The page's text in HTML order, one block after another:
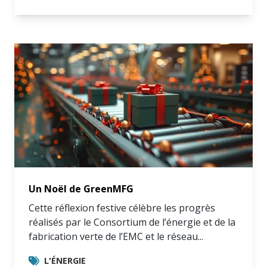
Un Noël de GreenMFG
Cette réflexion festive célèbre les progrès
réalisés par le Consortium de l’énergie et de la
fabrication verte de l’EMC et le réseau...
L'ÉNERGIE